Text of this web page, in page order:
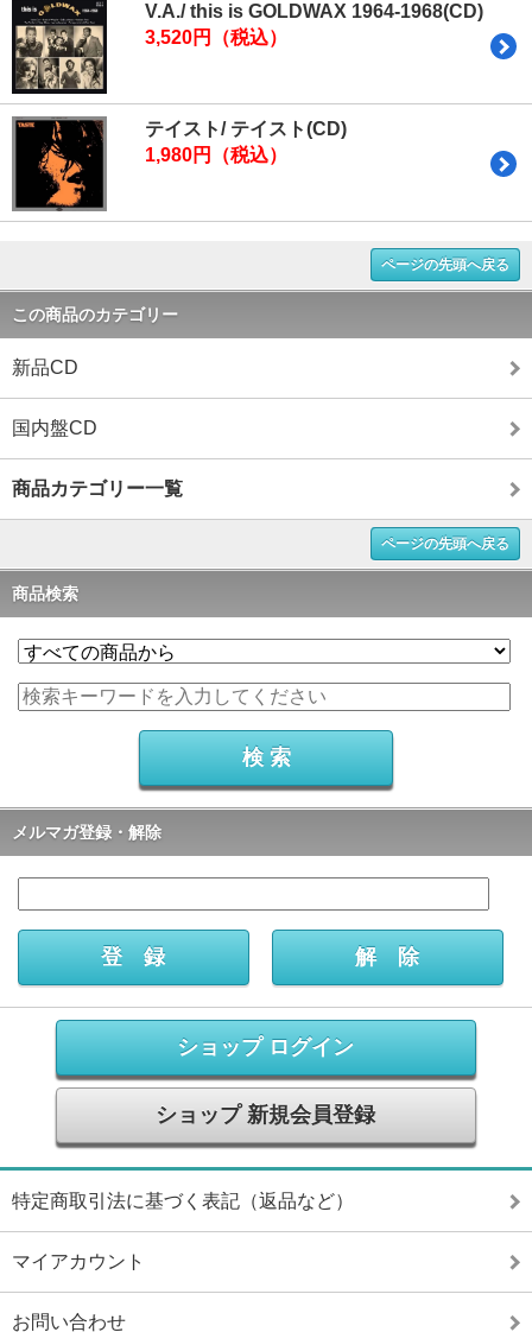
V.A./ this is GOLDWAX 1964-1968(CD)
3,520円（税込）
テイスト/ テイスト(CD)
1,980円（税込）
ページの先頭へ戻る
この商品のカテゴリー
新品CD
国内盤CD
商品カテゴリー一覧
ページの先頭へ戻る
商品検索
メルマガ登録・解除
ショップ ログイン
ショップ 新規会員登録
特定商取引法に基づく表記（返品など）
マイアカウント
お問い合わせ